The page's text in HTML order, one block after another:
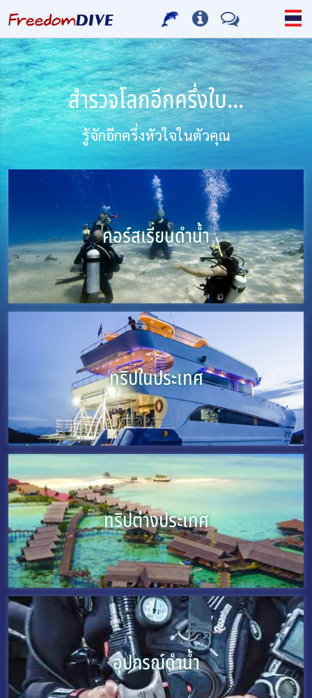
สำรวจโลกอีกครึ่งใบ...
รู้จักอีกครึ่งหัวใจในตัวคุณ
คอร์สเรียนดำน้ำ
ทริปในประเทศ
ทริปต่างประเทศ
อุปกรณ์ดำน้ำ